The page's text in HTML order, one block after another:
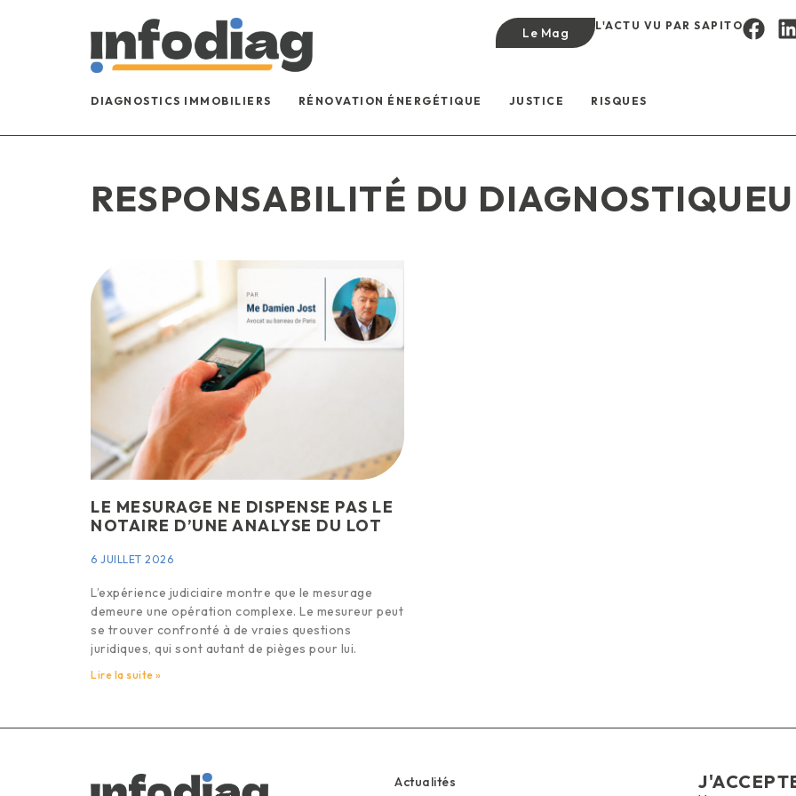
Le Mag L'ACTU VU PAR SAPITO
DIAGNOSTICS IMMOBILIERS RÉNOVATION ÉNERGÉTIQUE JUSTICE RISQUES
RESPONSABILITÉ DU
LE MESURAGE NE DISPENSE PAS LE
NOTAIRE D’UNE ANALYSE DU LOT
6 JUILLET 2026
L’expérience judiciaire montre que le mesurage
demeure une opération complexe. Le mesureur peut
se trouver confronté à de vraies questions
juridiques, qui sont autant de pièges pour lui.
Lire la suite »
Actualités